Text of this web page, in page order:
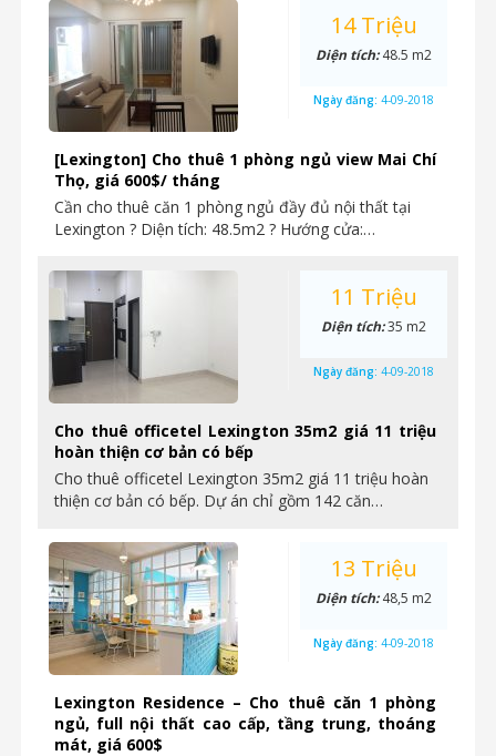
[Lexington] Cho thuê 1 phòng ngủ view Mai Chí
Thọ, giá 600$/ tháng
Cần cho thuê căn 1 phòng ngủ đầy đủ nội thất tại
Lexington ? Diện tích: 48.5m2 ? Hướng cửa:…
14 Triệu
Diện tích:48.5 m2
Ngày đăng: 4-09-2018
Cho thuê officetel Lexington 35m2 giá 11 triệu
hoàn thiện cơ bản có bếp
Cho thuê officetel Lexington 35m2 giá 11 triệu hoàn
thiện cơ bản có bếp. Dự án chỉ gồm 142 căn…
11 Triệu
Diện tích:35 m2
Ngày đăng: 4-09-2018
Lexington Residence – Cho thuê căn 1 phòng
ngủ, full nội thất cao cấp, tầng trung, thoáng
mát, giá 600$
13 Triệu
Diện tích:48,5 m2
Ngày đăng: 4-09-2018